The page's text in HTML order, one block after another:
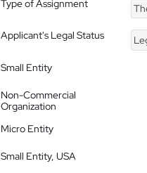
Type of Assignment
Applicant's Legal Status
Small Entity
Non-Commercial
Organization
Micro Entity
Small Entity, USA